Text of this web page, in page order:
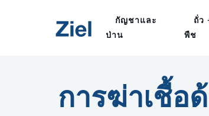
กัญชาและ
ป่าน
ถั่ว
พืช
การฆ่าเชื้อ